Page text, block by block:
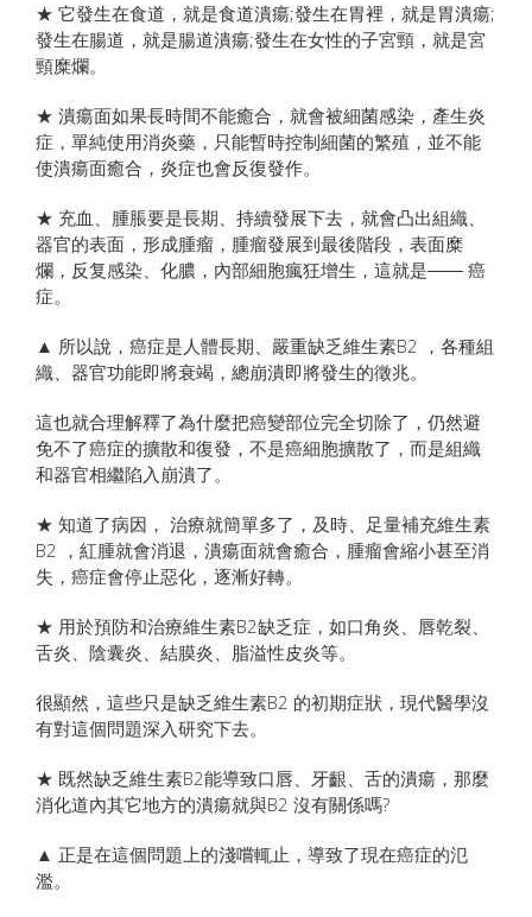
★ 它發生在食道，就是食道潰瘍;發生在胃裡，就是胃潰瘍;
發生在腸道，就是腸道潰瘍;發生在女性的子宮頸，就是宮
頸糜爛。
★ 潰瘍面如果長時間不能癒合，就會被細菌感染，產生炎
症，單純使用消炎藥，只能暫時控制細菌的繁殖，並不能
使潰瘍面癒合，炎症也會反復發作。
★ 充血、腫脹要是長期、持續發展下去，就會凸出組織、
器官的表面，形成腫瘤，腫瘤發展到最後階段，表面糜
爛，反复感染、化膿，內部細胞瘋狂增生，這就是―― 癌
症。
▲ 所以說，癌症是人體長期、嚴重缺乏維生素B2 ，各種組
織、器官功能即將衰竭，總崩潰即將發生的徵兆。
這也就合理解釋了為什麼把癌變部位完全切除了，仍然避
免不了癌症的擴散和復發，不是癌細胞擴散了，而是組織
和器官相繼陷入崩潰了。
★ 知道了病因， 治療就簡單多了，及時、足量補充維生素
B2 ，紅腫就會消退，潰瘍面就會癒合，腫瘤會縮小甚至消
失，癌症會停止惡化，逐漸好轉。
★ 用於預防和治療維生素B2缺乏症，如口角炎、唇乾裂、
舌炎、陰囊炎、結膜炎、脂溢性皮炎等。
很顯然，這些只是缺乏維生素B2 的初期症狀，現代醫學沒
有對這個問題深入研究下去。
★ 既然缺乏維生素B2能導致口唇、牙齦、舌的潰瘍，那麼
消化道內其它地方的潰瘍就與B2 沒有關係嗎?
▲ 正是在這個問題上的淺嚐輒止，導致了現在癌症的氾
濫。